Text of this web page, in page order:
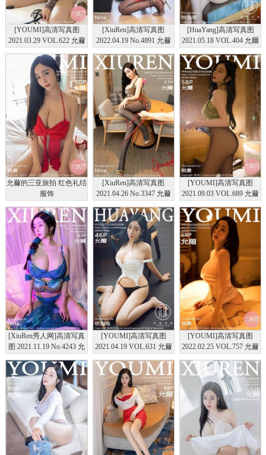
[YOUMI]高清写真图
2021.03.29 VOL.622 允薾
[XiuRen]高清写真图
2022.04.19 No.4891 允薾
[HuaYang]高清写真图
2021.05.18 VOL.404 允爾
允薾的三亚旅拍 红色礼结
服饰
[XiuRen]高清写真图
2021.04.26 No.3347 允薾
[YOUMI]高清写真图
2021.09.03 VOL.689 允薾
[XiuRen秀人网]高清写真
图 2021.11.19 No.4243 允
[YOUMI]高清写真图
2021.04.19 VOL.631 允薾
[YOUMI]高清写真图
2022.02.25 VOL.757 允薾